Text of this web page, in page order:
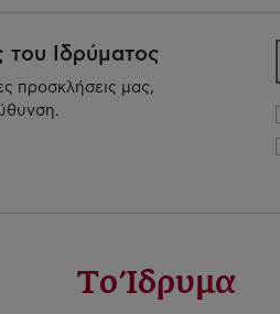
του Ιδρύματος
προσκλήσεις μας,
Το Ίδρυμα